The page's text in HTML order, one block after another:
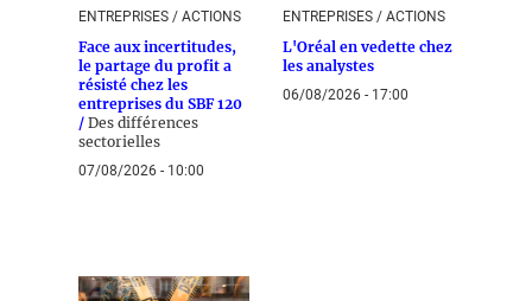
ENTREPRISES / ACTIONS
Face aux incertitudes,
le partage du profit a
résisté chez les
entreprises du SBF 120
/ Des différences
sectorielles
07/08/2026 - 10:00
ENTREPRISES / ACTIONS
L'Oréal en vedette chez
les analystes
06/08/2026 - 17:00